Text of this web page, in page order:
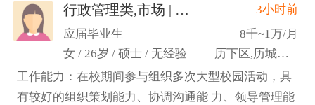
行政管理类,市场 | 媒介 | 广告 | 设计,人事/行政/后勤
3小时前
应届毕业生
8千~1万/月
女 / 26岁 / 硕士 / 无经验
历下区,历城区,市中区
工作能力：在校期间参与组织多次大型校园活动，具
有较好的组织策划能力、协调沟通能 力、领导管理能